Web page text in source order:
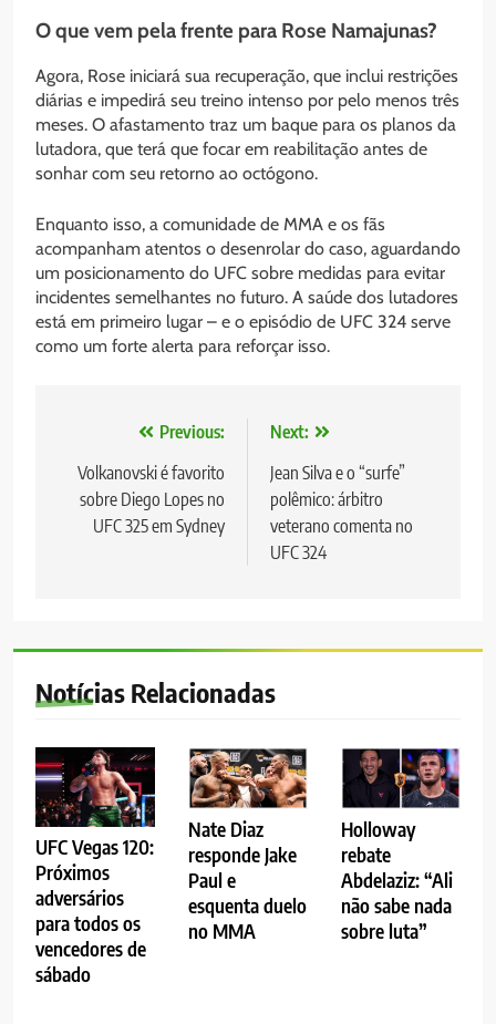
O que vem pela frente para Rose Namajunas?
Agora, Rose iniciará sua recuperação, que inclui restrições
diárias e impedirá seu treino intenso por pelo menos três
meses. O afastamento traz um baque para os planos da
lutadora, que terá que focar em reabilitação antes de
sonhar com seu retorno ao octógono.
Enquanto isso, a comunidade de MMA e os fãs
acompanham atentos o desenrolar do caso, aguardando
um posicionamento do UFC sobre medidas para evitar
incidentes semelhantes no futuro. A saúde dos lutadores
está em primeiro lugar – e o episódio de UFC 324 serve
como um forte alerta para reforçar isso.
Navegação
de
Post
Previous:
Volkanovski é favorito
sobre Diego Lopes no
UFC 325 em Sydney
Next:
Jean Silva e o “surfe”
polêmico: árbitro
veterano comenta no
UFC 324
Notícias Relacionadas
UFC Vegas 120:
Próximos
adversários
para todos os
vencedores de
sábado
Nate Diaz
responde Jake
Paul e
esquenta duelo
no MMA
Holloway
rebate
Abdelaziz: “Ali
não sabe nada
sobre luta”